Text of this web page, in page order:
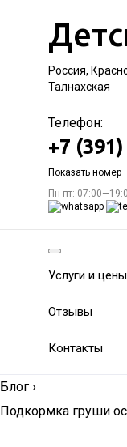
Россия,
Талнахская
Телефон:
+7
Показать номер
Пн-пт:
Услуги и цены
Отзывы
Контакты
Блог ›
Подкормка груши